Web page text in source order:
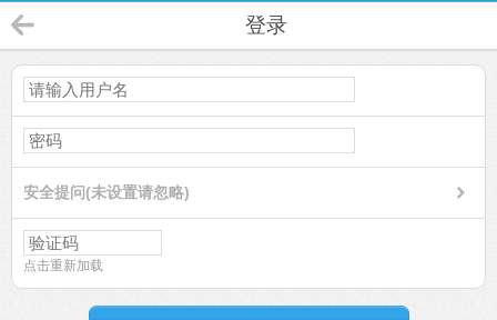
登录
安全提问(未设置请忽略)
点击重新加载